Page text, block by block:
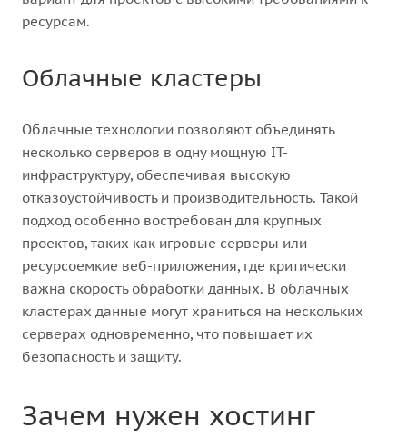
ресурсам.
Облачные кластеры
Облачные технологии позволяют объединять
несколько серверов в одну мощную IT-
инфраструктуру, обеспечивая высокую
отказоустойчивость и производительность. Такой
подход особенно востребован для крупных
проектов, таких как игровые серверы или
ресурсоемкие веб-приложения, где критически
важна скорость обработки данных. В облачных
кластерах данные могут храниться на нескольких
серверах одновременно, что повышает их
безопасность и защиту.
Зачем нужен хостинг